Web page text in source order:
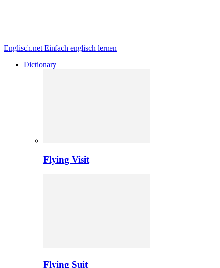
Englisch.net Einfach englisch lernen
Dictionary
Flying Visit
Flying Suit